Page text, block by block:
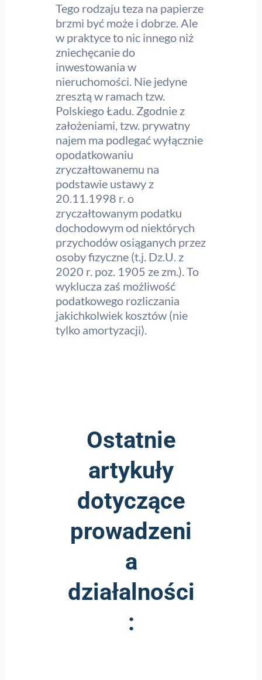
Tego rodzaju teza na papierze
brzmi być może i dobrze. Ale
w praktyce to nic innego niż
zniechęcanie do
inwestowania w
nieruchomości. Nie jedyne
zresztą w ramach tzw.
Polskiego Ładu. Zgodnie z
założeniami, tzw. prywatny
najem ma podlegać wyłącznie
opodatkowaniu
zryczałtowanemu na
podstawie ustawy z
20.11.1998 r. o
zryczałtowanym podatku
dochodowym od niektórych
przychodów osiąganych przez
osoby fizyczne (t.j. Dz.U. z
2020 r. poz. 1905 ze zm.). To
wyklucza zaś możliwość
podatkowego rozliczania
jakichkolwiek kosztów (nie
tylko amortyzacji).
Ostatnie
artykuły
dotyczące
prowadzeni
a
działalności
: